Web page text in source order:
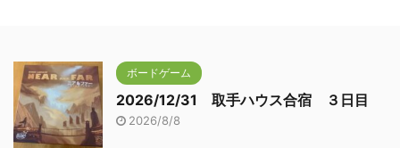
ボードゲーム
2026/12/31 取手ハウス合宿 ３日目
2026/8/8